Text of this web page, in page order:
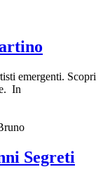
emergenti. Scopri
In
Segreti